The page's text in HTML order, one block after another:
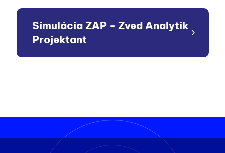
Simulácia ZAP - Zved Analytik
Projektant